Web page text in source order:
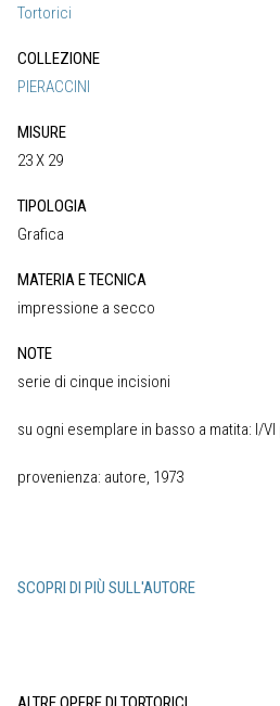
Tortorici
COLLEZIONE
PIERACCINI
MISURE
23 X 29
TIPOLOGIA
Grafica
MATERIA E TECNICA
impressione a secco
NOTE
serie di cinque incisioni
su ogni esemplare in basso a matita: I/
provenienza: autore, 1973
SCOPRI DI PIÙ SULL'AUTORE